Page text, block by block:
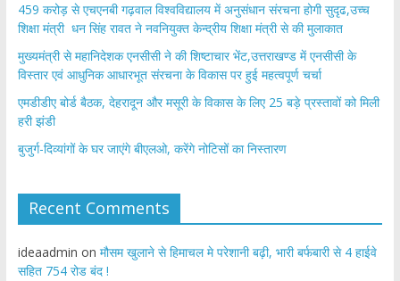
459 करोड़ से एचएनबी गढ़वाल विश्वविद्यालय में अनुसंधान संरचना होगी सुदृढ,उच्च
शिक्षा मंत्री धन सिंह रावत ने नवनियुक्त केन्द्रीय शिक्षा मंत्री से की मुलाकात
मुख्यमंत्री से महानिदेशक एनसीसी ने की शिष्टाचार भेंट,उत्तराखण्ड में एनसीसी के
विस्तार एवं आधुनिक आधारभूत संरचना के विकास पर हुई महत्वपूर्ण चर्चा
एमडीडीए बोर्ड बैठक, देहरादून और मसूरी के विकास के लिए 25 बड़े प्रस्तावों को मिली
हरी झंडी
बुजुर्ग-दिव्यांगों के घर जाएंगे बीएलओ, करेंगे नोटिसों का निस्तारण
Recent Comments
ideaadmin on मौसम खुलाने से हिमाचल मे परेशानी बढ़ी, भारी बर्फबारी से 4 हाईवे
सहित 754 रोड बंद !